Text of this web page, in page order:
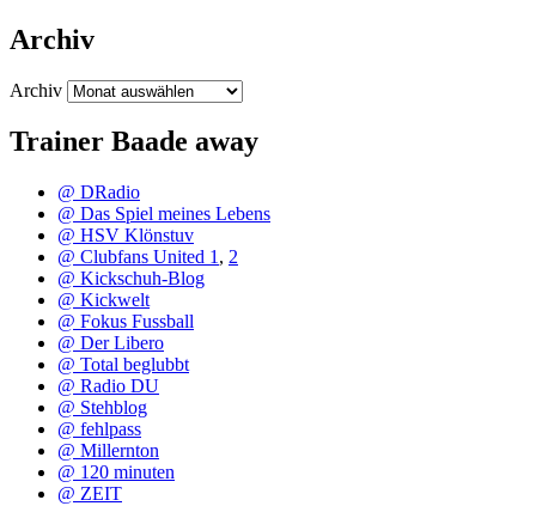
Archiv
Archiv
Trainer Baade away
@ DRadio
@ Das Spiel meines Lebens
@ HSV Klönstuv
@ Clubfans United 1 , 2
@ Kickschuh-Blog
@ Kickwelt
@ Fokus Fussball
@ Der Libero
@ Total beglubbt
@ Radio DU
@ Stehblog
@ fehlpass
@ Millernton
@ 120 minuten
@ ZEIT